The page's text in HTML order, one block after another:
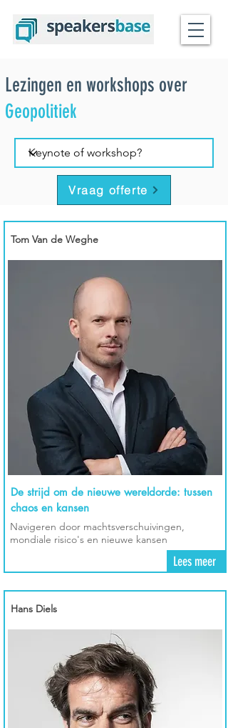
Lezingen en workshops over
Geopolitiek
Vraag offerte
Tom Van de Weghe
De strijd om de nieuwe wereldorde: tussen
chaos en kansen
Navigeren door machtsverschuivingen,
mondiale risico's en nieuwe kansen
Lees meer
Hans Diels